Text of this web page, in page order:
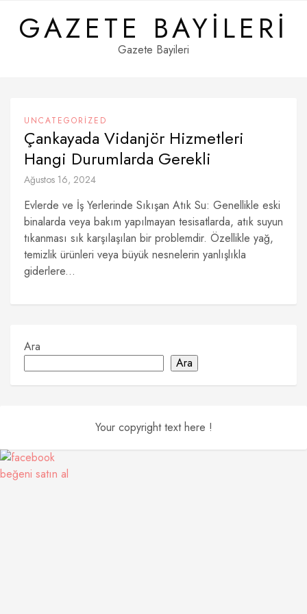
contentGAZETE BAYILERI
Gazete Bayileri
UNCATEGORIZED
Çankayada Vidanjör Hizmetleri
Hangi Durumlarda Gerekli
Ağustos 16, 2024
Evlerde ve İş Yerlerinde Sıkışan Atık Su: Genellikle eski
binalarda veya bakım yapılmayan tesisatlarda, atık suyun
tıkanması sık karşılaşılan bir problemdir. Özellikle yağ,
temizlik ürünleri veya büyük nesnelerin yanlışlıkla
giderlere...
Ara
Ara
Your copyright text here !